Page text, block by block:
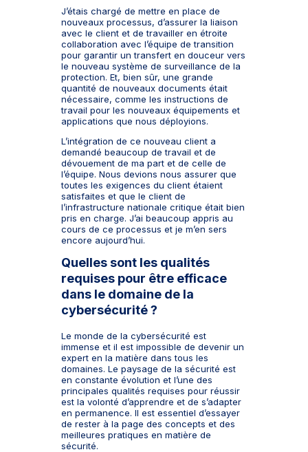
J’étais chargé de mettre en place de
nouveaux processus, d’assurer la liaison
avec le client et de travailler en étroite
collaboration avec l’équipe de transition
pour garantir un transfert en douceur vers
le nouveau système de surveillance de la
protection. Et, bien sûr, une grande
quantité de nouveaux documents était
nécessaire, comme les instructions de
travail pour les nouveaux équipements et
applications que nous déployions.
L’intégration de ce nouveau client a
demandé beaucoup de travail et de
dévouement de ma part et de celle de
l’équipe. Nous devions nous assurer que
toutes les exigences du client étaient
satisfaites et que le client de
l’infrastructure nationale critique était bien
pris en charge. J’ai beaucoup appris au
cours de ce processus et je m’en sers
encore aujourd’hui.
Quelles sont les qualités
requises pour être efficace
dans le domaine de la
cybersécurité ?
Le monde de la cybersécurité est
immense et il est impossible de devenir un
expert en la matière dans tous les
domaines. Le paysage de la sécurité est
en constante évolution et l’une des
principales qualités requises pour réussir
est la volonté d’apprendre et de s’adapter
en permanence. Il est essentiel d’essayer
de rester à la page des concepts et des
meilleures pratiques en matière de
sécurité.